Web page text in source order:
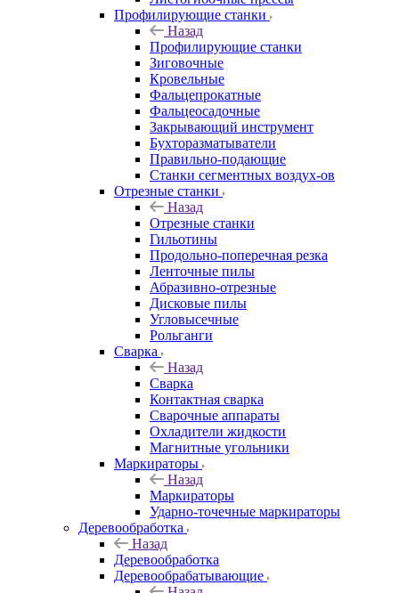
Профилирующие станки
Назад
Профилирующие станки
Зиговочные
Кровельные
Фальцепрокатные
Фальцеосадочные
Закрывающий инструмент
Бухторазматыватели
Правильно-подающие
Станки сегментных воздух-ов
Отрезные станки
Назад
Отрезные станки
Гильотины
Продольно-поперечная резка
Ленточные пилы
Абразивно-отрезные
Дисковые пилы
Угловысечные
Рольганги
Сварка
Назад
Сварка
Контактная сварка
Сварочные аппараты
Охладители жидкости
Магнитные угольники
Маркираторы
Назад
Маркираторы
Ударно-точечные маркираторы
Деревообработка
Назад
Деревообработка
Деревообрабатывающие